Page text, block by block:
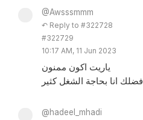
@Awsssmmm
↶ Reply to #322728
#322729
10:17 AM, 11 Jun 2023
ياريت اكون ممنون
فضلك انا بحاجة الشغل كثير
@hadeel_mhadi